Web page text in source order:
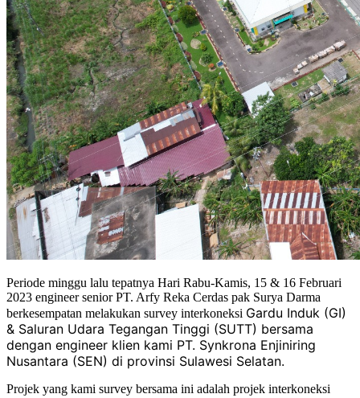
Periode minggu lalu tepatnya Hari Rabu-Kamis, 15 & 16 Februari
2023 engineer senior PT. Arfy Reka Cerdas pak Surya Darma
berkesempatan melakukan survey interkoneksi Gardu Induk (GI)
& Saluran Udara Tegangan Tinggi (SUTT) bersama
dengan engineer klien kami PT. Synkrona Enjiniring
Nusantara (SEN) di provinsi Sulawesi Selatan.
Projek yang kami survey bersama ini adalah projek interkoneksi